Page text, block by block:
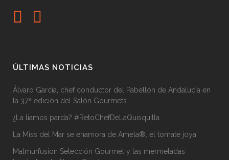
ÚLTIMAS NOTICIAS
Álvaro García, chef conductor del Pabellón de Andalucía en
la 37ª edición del Salón Gourmets
¿La liamos parda? #RetoChefDeLaQuisquilla
La Miss del Mar se enamora de Amela®, el tomate joya
Malmurfusion Selección Gourmet y las mermeladas